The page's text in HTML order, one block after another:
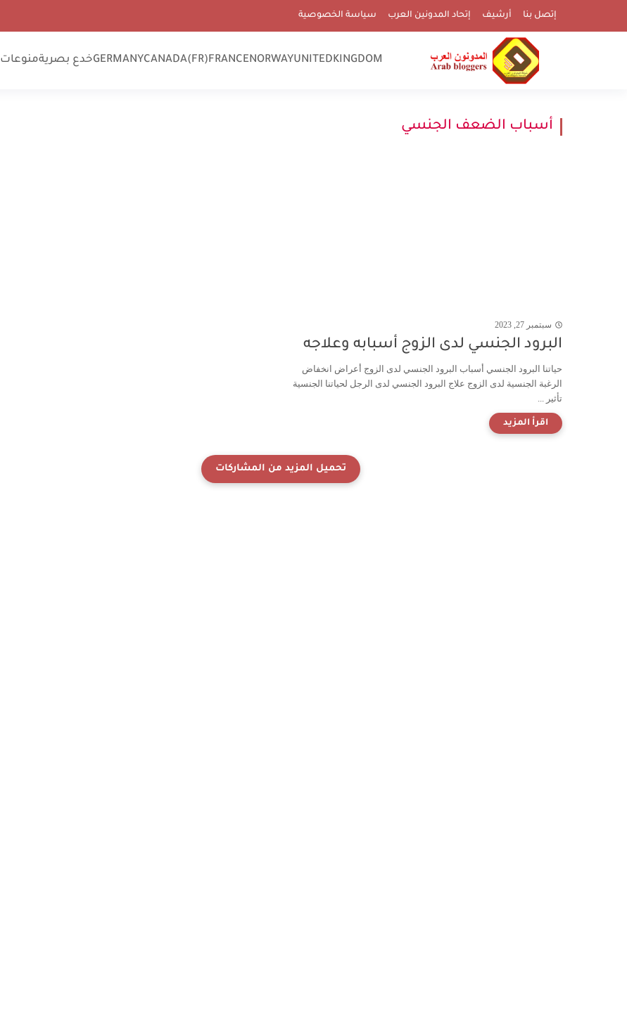
إتصل بنا أرشيف إتحاد المدونين العرب سياسة الخصوصية
UNITEDKINGDOM
NORWAY
FRANCE
CANADA(FR)
GERMANYخدع بصريةمنوعات
أسباب الضعف الجنسي
سبتمبر 27, 2023
البرود الجنسي لدى الزوج أسبابه وعلاجه
حياتنا البرود الجنسي أسباب البرود الجنسي لدى الزوج أعراض انخفاض
الرغبة الجنسية لدى الزوج علاج البرود الجنسي لدى الرجل لحياتنا الجنسية
تأثير ...